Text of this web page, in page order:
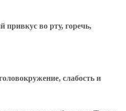
во рту, горечь,
слабость и